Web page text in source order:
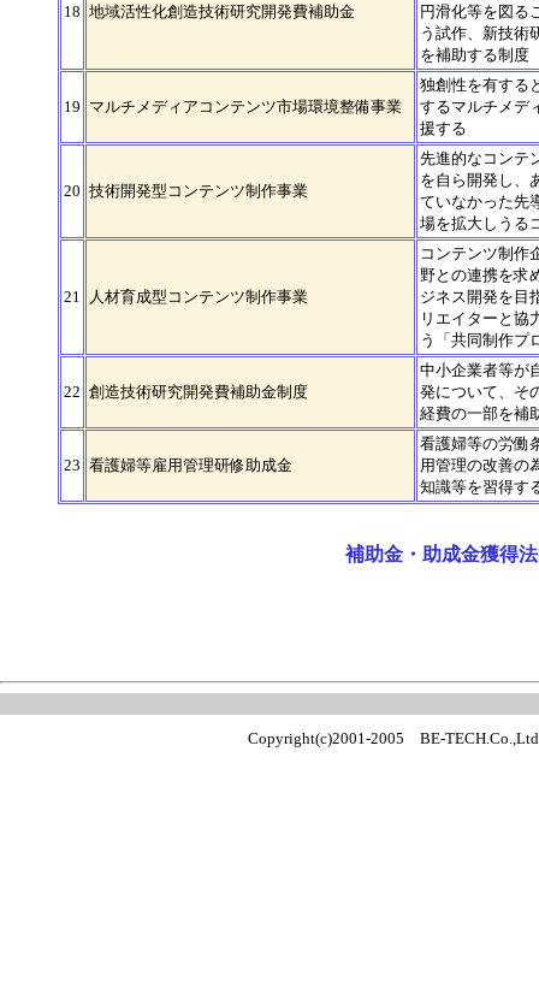
18 地域活性化創造技術研究開発費補助金
円滑化等を図る
う試作、新技術
を補助する制度
19 マルチメディアコンテンツ市場環境整備事業
独創性を有する
するマルチメデ
援する
20 技術開発型コンテンツ制作事業
先進的なコンテ
を自ら開発し、
ていなかった先
場を拡大しうる
21 人材育成型コンテンツ制作事業
コンテンツ制作
野との連携を求
ジネス開発を目
リエイターと協
う「共同制作プ
22 創造技術研究開発費補助金制度
中小企業者等が
発について、そ
経費の一部を補
23 看護婦等雇用管理研修助成金
看護婦等の労働
用管理の改善の
知識等を習得す
補助金・助成金獲得
Copyright(c)2001-2005 BE-TECH.Co.,Ltd